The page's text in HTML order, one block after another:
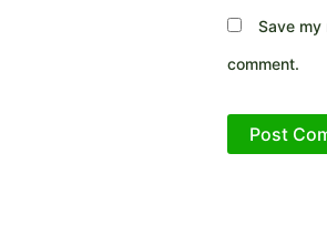
Save my
comment.